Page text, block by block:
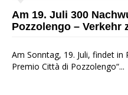
Am 19. Juli 300
Pozzolengo – Verkehr
Am Sonntag, 19. Juli, findet
Premio Città di Pozzolengo“...